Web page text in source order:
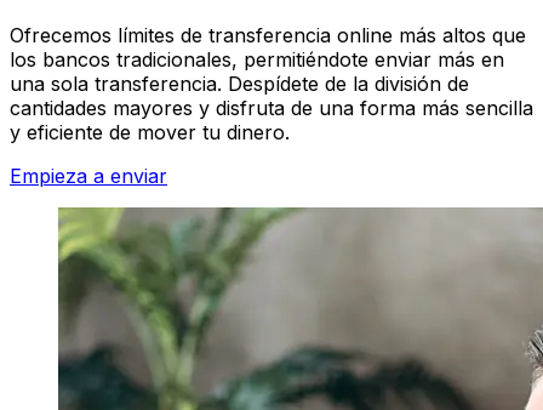
Ofrecemos límites de transferencia online más altos que
los bancos tradicionales, permitiéndote enviar más en
una sola transferencia. Despídete de la división de
cantidades mayores y disfruta de una forma más sencilla
y eficiente de mover tu dinero.
Empieza a enviar